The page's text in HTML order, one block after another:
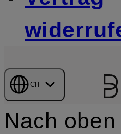
CH
Nach oben